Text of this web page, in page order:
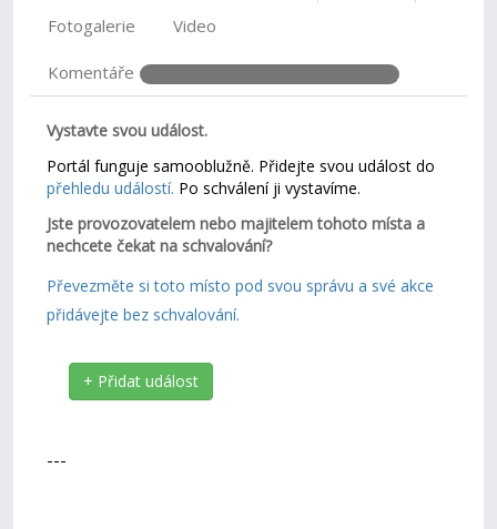
Fotogalerie Video
Komentáře
Vystavte svou událost.
Portál funguje samooblužně. Přidejte svou událost do
přehledu událostí. Po schválení ji vystavíme.
Jste provozovatelem nebo majitelem tohoto místa a
nechcete čekat na schvalování?
Převezměte si toto místo pod svou správu a své akce
přidávejte bez schvalování.
+ Přidat událost
---